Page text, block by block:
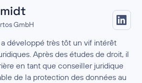
GmbH
développé très tôt un vif intérêt
Après des études de droit, il
en tant que conseiller juridique
de la protection des données au